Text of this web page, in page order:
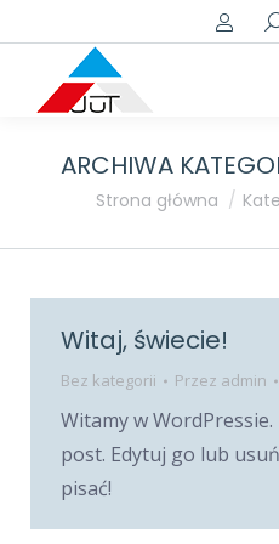
ARCHIWA
Jesteś tutaj:
Strona główna
Witaj, świecie!
Bez kategorii Przez admin
Witamy w
post. Edytuj go lub
pisać!